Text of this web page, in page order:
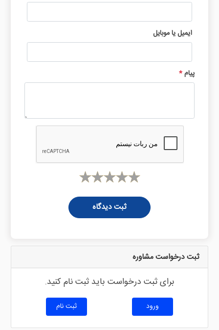
ایمیل یا موبایل
پیام*
ثبت دیدگاه
ثبت درخواست مشاوره
برای ثبت درخواست باید ثبت نام کنید.
ورود ثبت نام